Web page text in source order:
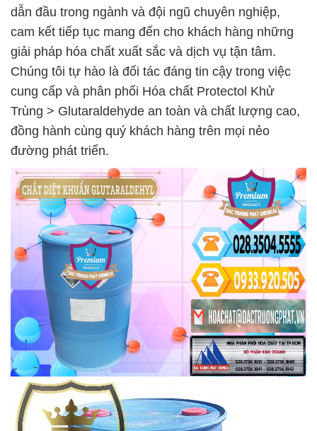
dẫn đầu trong ngành và đội ngũ chuyên nghiệp,
cam kết tiếp tục mang đến cho khách hàng những
giải pháp hóa chất xuất sắc và dịch vụ tận tâm.
Chúng tôi tự hào là đối tác đáng tin cậy trong việc
cung cấp và phân phối Hóa chất Protectol Khử
Trùng > Glutaraldehyde an toàn và chất lượng cao,
đồng hành cùng quý khách hàng trên mọi nẻo
đường phát triển.